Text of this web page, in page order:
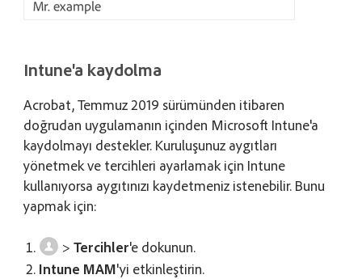
Intune'a kaydolma
Acrobat, Temmuz 2019 sürümünden itibaren
doğrudan uygulamanın içinden Microsoft Intune'a
kaydolmayı destekler. Kuruluşunuz aygıtları
yönetmek ve tercihleri ayarlamak için Intune
kullanıyorsa aygıtınızı kaydetmeniz istenebilir. Bunu
yapmak için:
>Tercihler'e dokunun.
Intune MAM'yi etkinleştirin.